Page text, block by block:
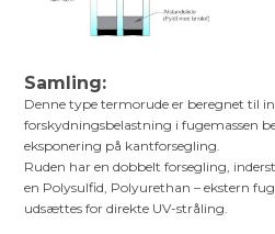
Samling:
Denne type termorude er beregnet til
forskydningsbelastning i fugemassen
eksponering på kantforsegling.
Ruden har en dobbelt forsegling,
en Polysulfid, Polyurethan – ekstern
udsættes for direkte UV-stråling.